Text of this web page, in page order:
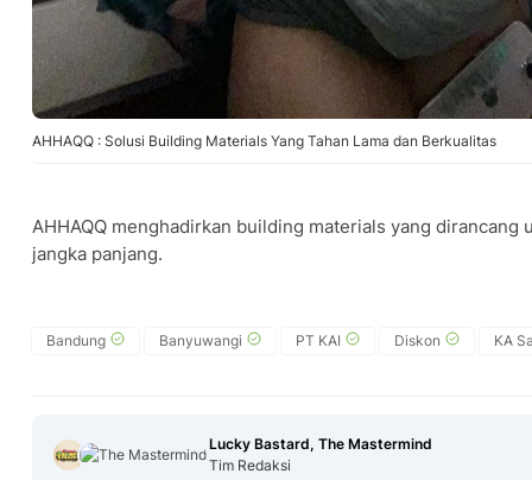
AHHAQQ : Solusi Building Materials Yang Tahan Lama dan Berkualitas
AHHAQQ menghadirkan building materials yang dirancang
jangka panjang.
Bandung Banyuwangi PT KAI Diskon KA
Lucky Bastard, The Mastermind
Tim Redaksi